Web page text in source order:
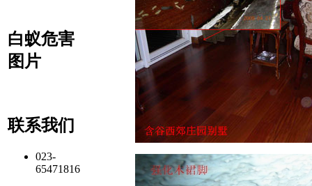
白蚁危害
图片
联系我们
023-
65471816